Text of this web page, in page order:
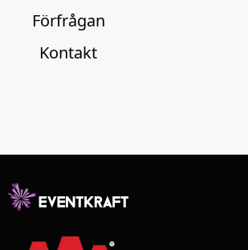
Förfrågan
Kontakt